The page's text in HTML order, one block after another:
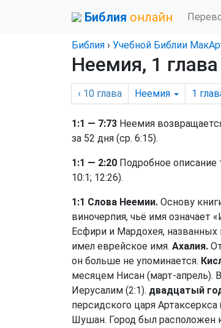
Библия онлайн
Библия › Учебной Библии
Неемия, 1 глава
‹ 10 глава Неемия 1
1:1 — 7:73 Неемия
за 52 дня (ср. 6:15).
1:1 — 2:20 Подробное описание
10:1; 12:26).
1:1 Слова Неемии. Основу
виночерпия, чьё имя означает
Есфири и Мардохея,
имел еврейское имя. Ахалия.
он больше не упоминается.
месяцем Нисан (март-апрель).
Иерусалим (2:1). двадцатый
персидского царя Артаксеркса
Шушан. Город был расположен